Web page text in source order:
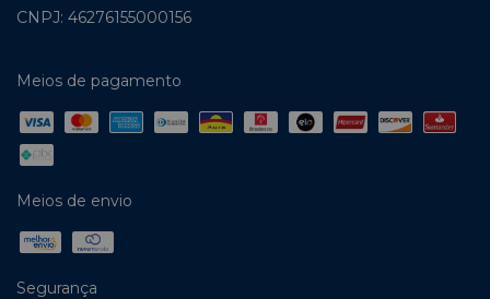
CNPJ: 46276155000156
Meios de pagamento
Meios de envio
Segurança